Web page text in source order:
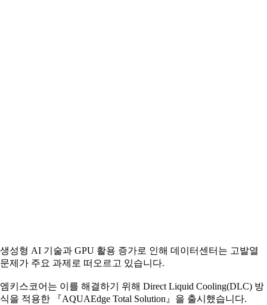
생성형 AI 기술과 GPU 활용 증가로 인해 데이터센터는 고발열
문제가 주요 과제로 떠오르고 있습니다.
엠키스코어는 이를 해결하기 위해 Direct Liquid Cooling(DLC) 방
식을 적용한 『AQUAEdge Total Solution』을 출시했습니다.